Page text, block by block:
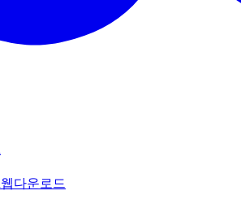
웹다운로드